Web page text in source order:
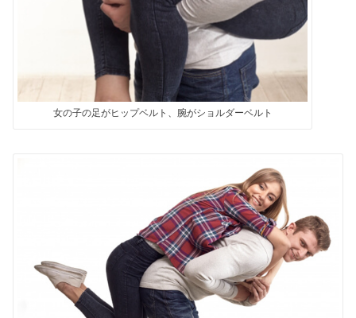
女の子の足がヒップベルト、腕がショルダーベルト